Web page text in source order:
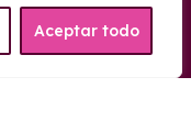
Aceptar todo